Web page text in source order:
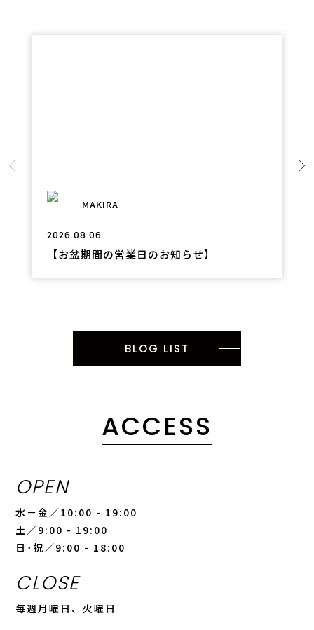
MAKIRA
2026.08.06
【お盆期間の営業日のお知らせ】
BLOG LIST
ACCESS
OPEN
水－金／10:00 - 19:00
土／9:00 - 19:00
日･祝／9:00 - 18:00
CLOSE
毎週月曜日、火曜日